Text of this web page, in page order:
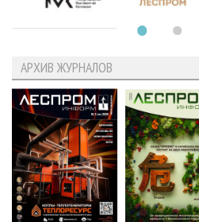
АРХИВ ЖУРНАЛОВ